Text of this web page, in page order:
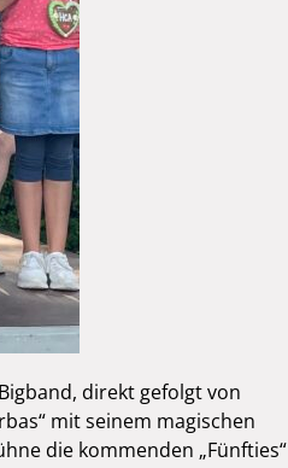
direkt gefolgt von
mit seinem magischen
die kommenden „Fünfties“